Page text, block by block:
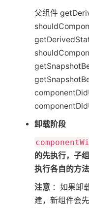
父组件
卸载阶段
的先执行，子
执行各自的方法
注意 ：如果卸
建，新组件会